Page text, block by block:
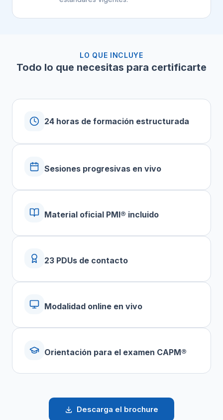
LO QUE INCLUYE
Todo lo que necesitas para certificarte
24 horas de formación estructurada
Sesiones progresivas en vivo
Material oficial PMI® incluido
23 PDUs de contacto
Modalidad online en vivo
Orientación para el examen CAPM®
Descarga el brochure